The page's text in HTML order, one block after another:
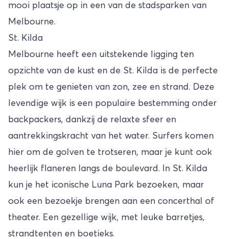
mooi plaatsje op in een van de stadsparken van
Melbourne.
St. Kilda
Melbourne heeft een uitstekende ligging ten
opzichte van de kust en de St. Kilda is de perfecte
plek om te genieten van zon, zee en strand. Deze
levendige wijk is een populaire bestemming onder
backpackers, dankzij de relaxte sfeer en
aantrekkingskracht van het water. Surfers komen
hier om de golven te trotseren, maar je kunt ook
heerlijk flaneren langs de boulevard. In St. Kilda
kun je het iconische Luna Park bezoeken, maar
ook een bezoekje brengen aan een concerthal of
theater. Een gezellige wijk, met leuke barretjes,
strandtenten en boetieks.